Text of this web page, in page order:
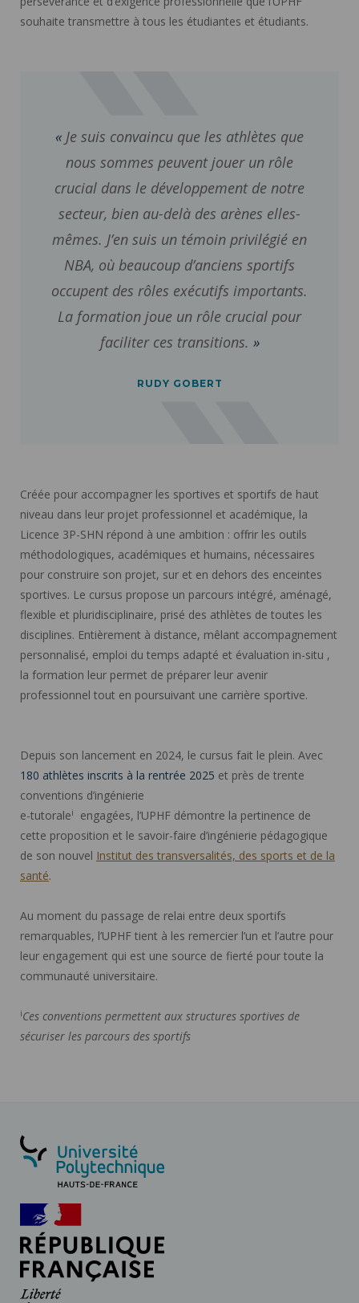
souhaite transmettre à tous les étudiantes et étudiants.
Je suis convaincu que les athlètes que
nous sommes peuvent jouer un rôle
crucial dans le développement de notre
secteur, bien au-delà des arènes elles-
mêmes. J’en suis un témoin privilégié en
NBA, où beaucoup d’anciens sportifs
occupent des rôles exécutifs importants.
La formation joue un rôle crucial pour
faciliter ces transitions.
RUDY GOBERT
Créée pour accompagner les sportives et sportifs de haut
niveau dans leur projet professionnel et académique, la
Licence 3P-SHN répond à une ambition : offrir les outils
méthodologiques, académiques et humains, nécessaires
pour construire son projet, sur et en dehors des enceintes
sportives. Le cursus propose un parcours intégré, aménagé,
flexible et pluridisciplinaire, prisé des athlètes de toutes les
disciplines. Entièrement à distance, mêlant accompagnement
personnalisé, emploi du temps adapté et évaluation in-situ ,
la formation leur permet de préparer leur avenir
professionnel tout en poursuivant une carrière sportive.
Depuis son lancement en 2024, le cursus fait le plein. Avec
180 athlètes inscrits à la rentrée 2025 et près de trente
conventions d’ingénierie
e-tutoralei
engagées, l’UPHF démontre la pertinence de
cette proposition et le savoir-faire d’ingénierie pédagogique
de son nouvel Institut des transversalités, des sports et de la
santé.
Au moment du passage de relai entre deux sportifs
remarquables, l’UPHF tient à les remercier l’un et l’autre pour
leur engagement qui est une source de fierté pour toute la
communauté universitaire.
iCes conventions permettent aux structures sportives de
sécuriser les parcours des sportifs